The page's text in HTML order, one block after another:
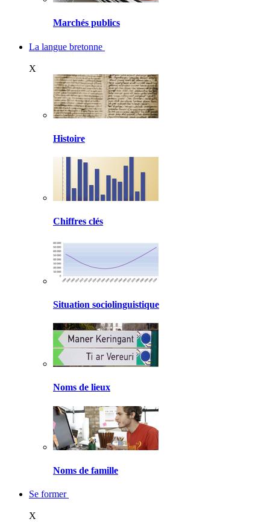
Marchés publics
La langue bretonne
X
Histoire
Chiffres clés
Situation sociolinguistique
Noms de lieux
Noms de famille
Se former
X